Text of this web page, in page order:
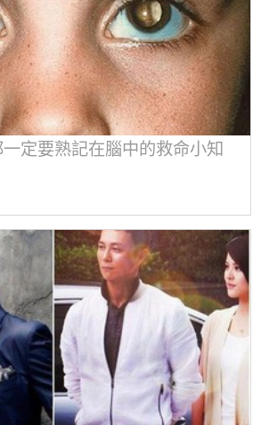
定要熟記在腦中的救命小知